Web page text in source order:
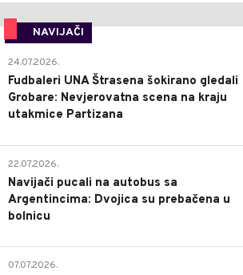
NAVIJAČI
24.07.2026.
Fudbaleri UNA Štrasena šokirano gledali
Grobare: Nevjerovatna scena na kraju
utakmice Partizana
22.07.2026.
Navijači pucali na autobus sa
Argentincima: Dvojica su prebačena u
bolnicu
07.07.2026.